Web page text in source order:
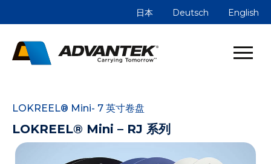
日本 Deutsch English
LOKREEL® Mini- 7 英寸卷盘
LOKREEL® Mini – RJ 系列